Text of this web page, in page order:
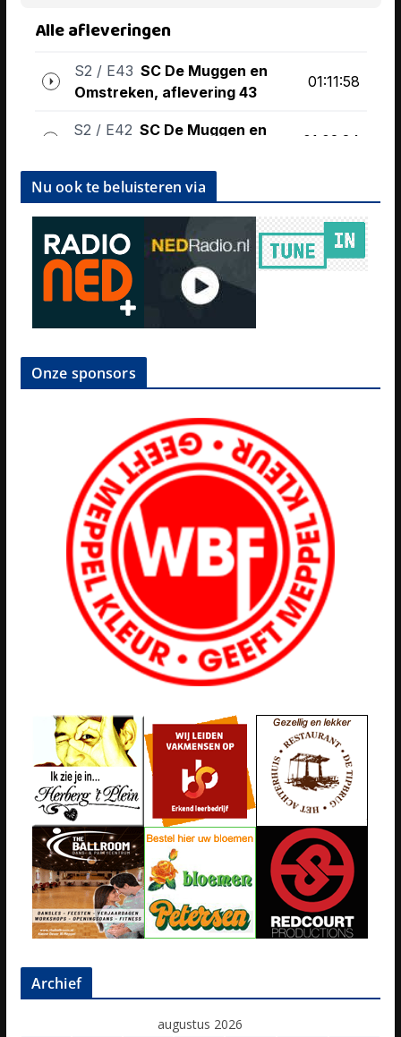
Nu ook te beluisteren via
Onze sponsors
Archief
augustus 2026